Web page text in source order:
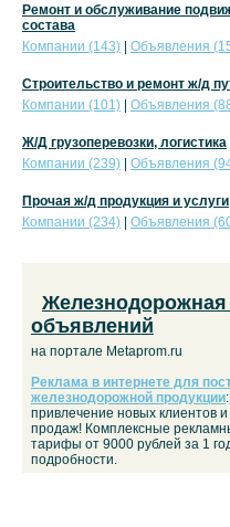
Ремонт и обслуживание
состава
Компании (143)
Объявления
Строительство и ремонт ж/д
Компании (101)
Объявления
Ж/Д грузоперевозки, логистика
Компании (239)
Объявления
Прочая ж/д продукция и услуги
Компании (234)
Объявления
Железнодорожная
объявлений
на портале Metaprom.ru
Реклама в интернете для
железнодорожной продукции:
привлечение новых клиентов и
продаж! Комплексные
тарифы от 9000 рублей за 1
подробности.